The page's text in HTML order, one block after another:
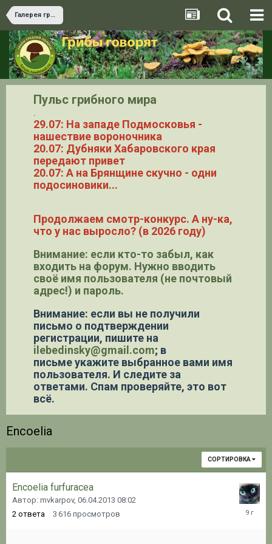
Галерея грибов
Пульс грибного мира
.
29.07: На западе Подмосковья -
нашествие вороночника
20.07: Дубняки Хабаровского края
передают привет
20.07: А на Брянщине скучно - одни
подосиновики...
Продолжаем смотр-конкурс. А ну-ка,
что у нас выросло? (в 2026 году)
Внимание: если кто-то забыл, как
входить на форум. Нужно вводить
своё имя пользователя (не почтовый
адрес!) и пароль.
Внимание: если вы не получили
письмо о подтверждении
регистрации, пишите на
ilebedinsky@gmail.com; в
письме укажите выбранное вами имя
пользователя. И следите за
ответами. Спам проверяйте, это вот
всё.
Encoelia
СОРТИРОВКА
Encoelia furfuracea
Автор: mvkarpov, 06.04.2013 08:02
2 ответа 3 616 просмотров